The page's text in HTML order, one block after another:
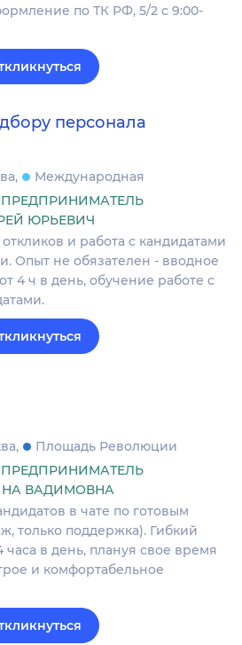
по ТК РФ, 5/2 с 9:00-
персонала
Международная
ЮРЬЕВИЧ
и работа с кандидатами
Опыт не обязателен - вводное
4 ч в день, обучение работе с
Площадь Революции
ВАДИМОВНА
в чате по готовым
только поддержка). Гибкий
часа в день, плануя свое время
и комфортабельное